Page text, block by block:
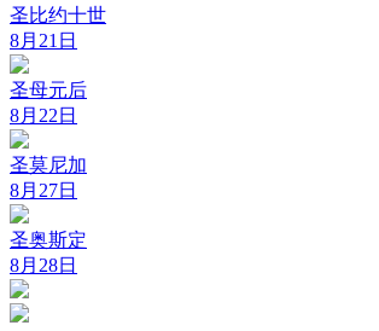
圣比约十世
8月21日
圣母元后
8月22日
圣莫尼加
8月27日
圣奥斯定
8月28日